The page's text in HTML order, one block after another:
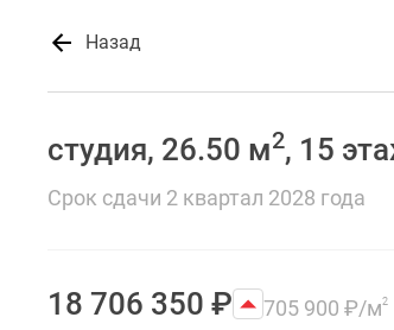
Назад
студия, 26.50 м2, 15
Срок сдачи 2 квартал 2028 года
18 706 350 ₽ 705 900 ₽/м2